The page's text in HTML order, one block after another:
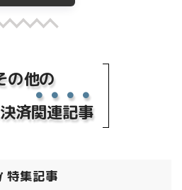
の他の
済関連記事
特集記事